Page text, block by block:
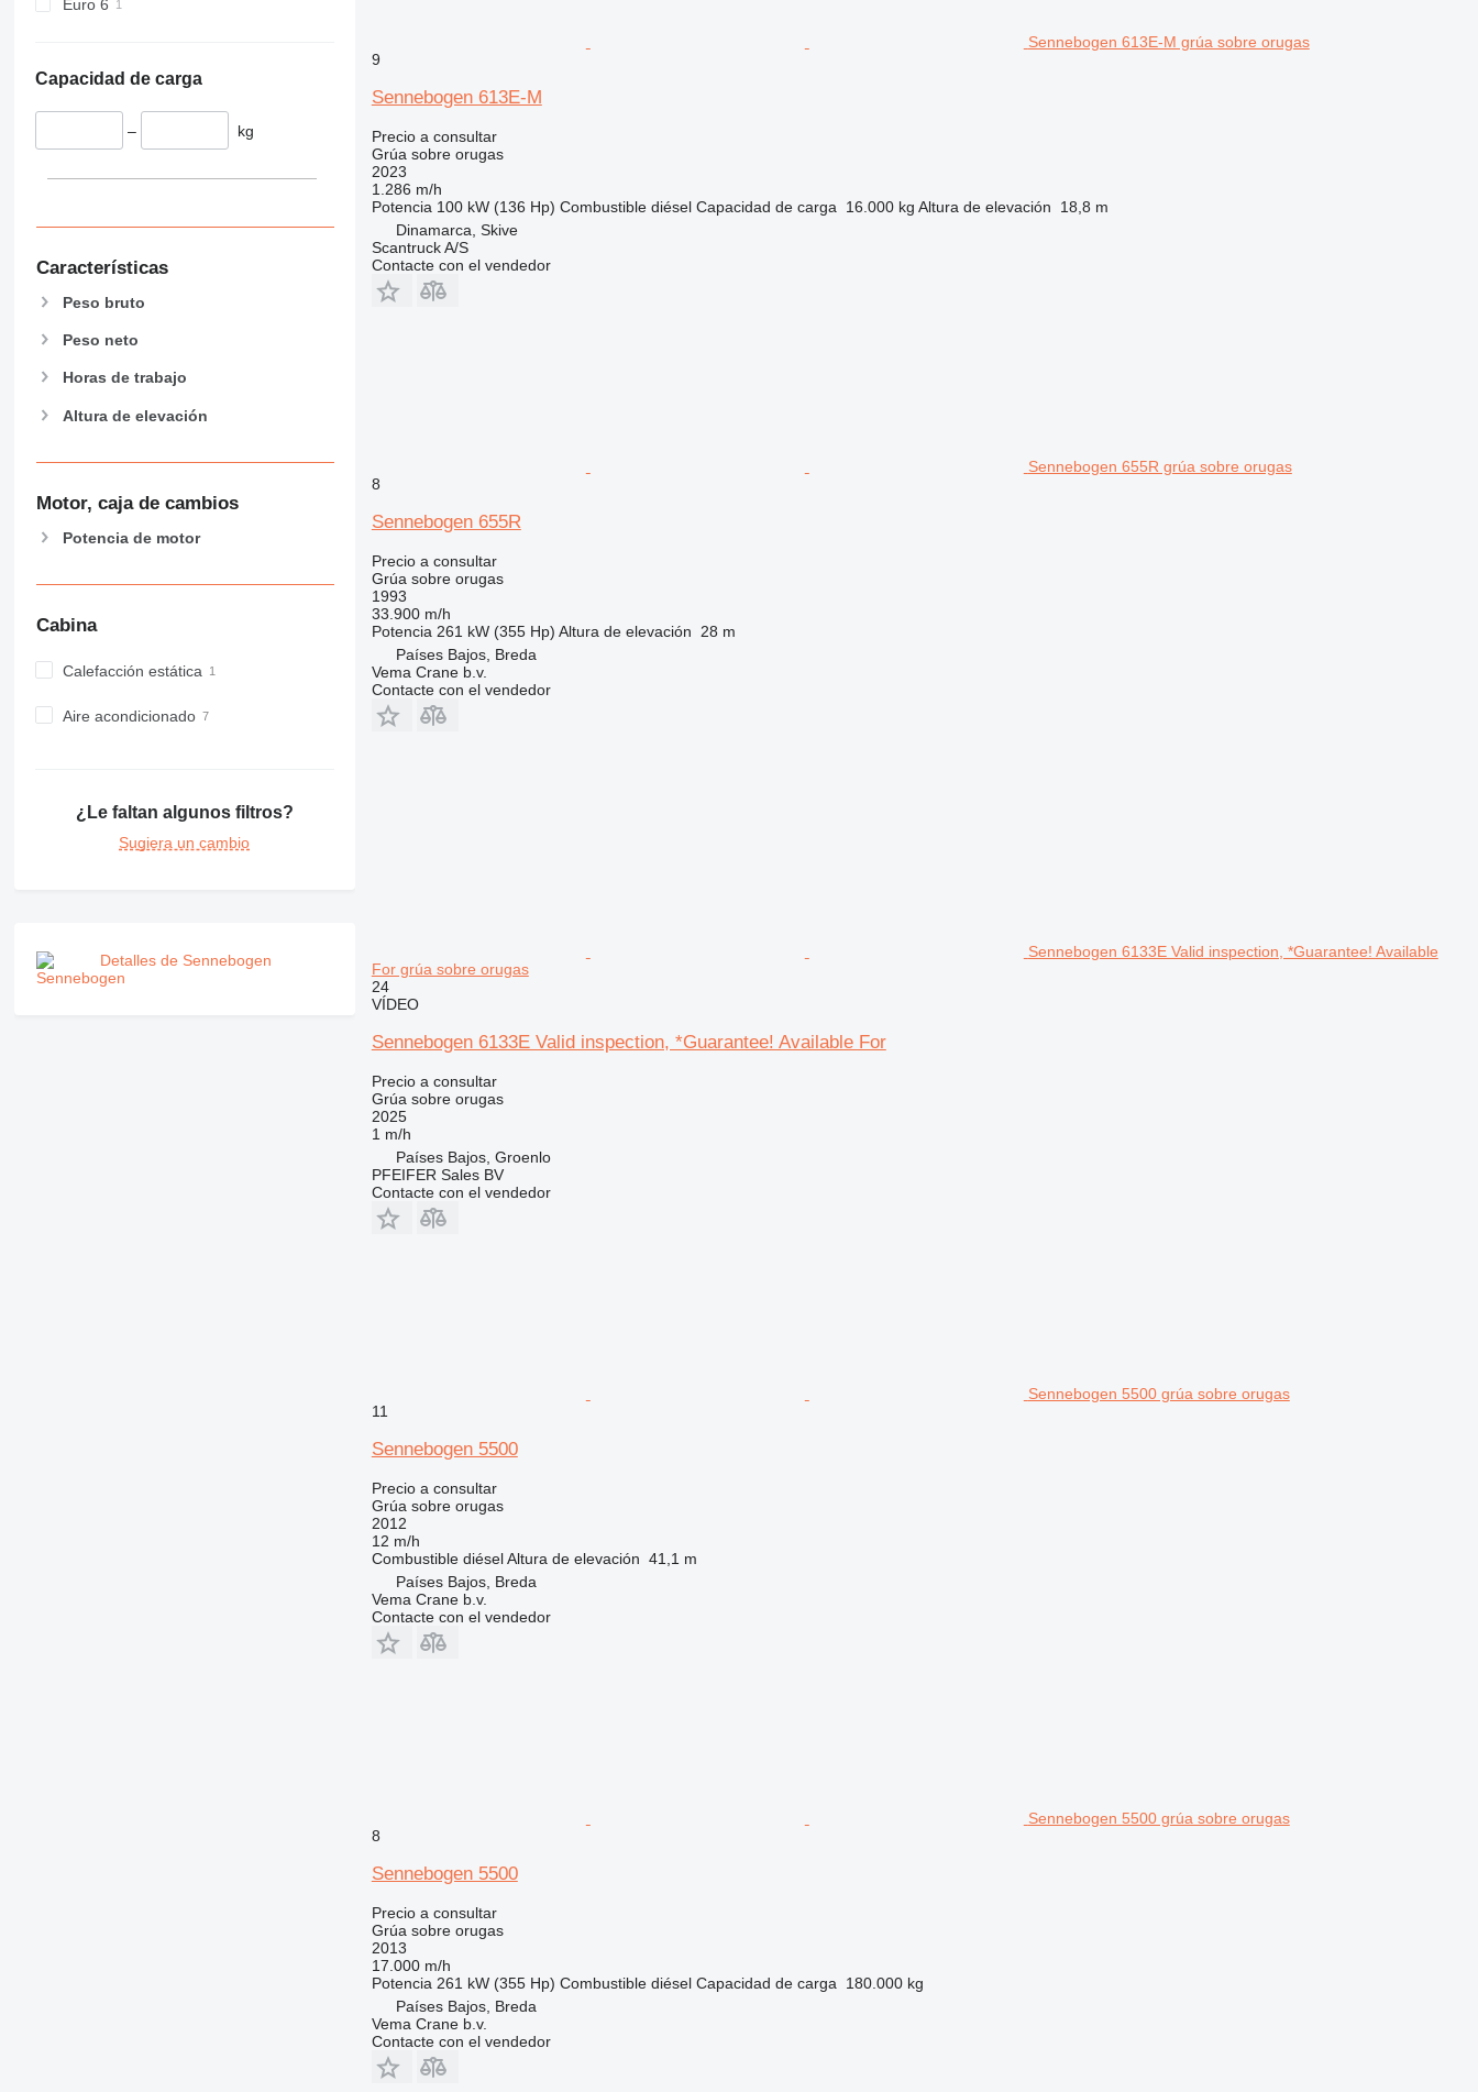
Euro 6
Capacidad de carga
– kg
Características
Peso bruto
Peso neto
Horas de trabajo
Altura de elevación
Motor, caja de cambios
Potencia de motor
Cabina
Calefacción estática
Aire acondicionado
¿Le faltan algunos filtros?
Sugiera un cambio
Detalles de Sennebogen
Sennebogen 613E-M grúa sobre orugas
9
Sennebogen 613E-M
Precio a consultar
Grúa sobre orugas
2023
1.286 m/h
Potencia 100 kW (136 Hp) Combustible diésel Capacidad de carga 16.000 kg Altura de elevación
18,8 m
Dinamarca, Skive
Scantruck A/S
Contacte con el vendedor
Sennebogen 655R grúa sobre orugas
8
Sennebogen 655R
Precio a consultar
Grúa sobre orugas
1993
33.900 m/h
Potencia 261 kW (355 Hp) Altura de elevación
28 m
Países Bajos, Breda
Vema Crane b.v.
Contacte con el vendedor
Sennebogen 6133E Valid inspection, *Guarantee! Available
For grúa sobre orugas
24
VÍDEO
Sennebogen 6133E Valid inspection, *Guarantee! Available For
Precio a consultar
Grúa sobre orugas
2025
1 m/h
Países Bajos, Groenlo
PFEIFER Sales BV
Contacte con el vendedor
Sennebogen 5500 grúa sobre orugas
11
Sennebogen 5500
Precio a consultar
Grúa sobre orugas
2012
12 m/h
Combustible diésel Altura de elevación 41,1 m
Países Bajos, Breda
Vema Crane b.v.
Contacte con el vendedor
Sennebogen 5500 grúa sobre orugas
8
Sennebogen 5500
Precio a consultar
Grúa sobre orugas
2013
17.000 m/h
Potencia 261 kW (355 Hp) Combustible diésel Capacidad de carga
180.000 kg
Países Bajos, Breda
Vema Crane b.v.
Contacte con el vendedor